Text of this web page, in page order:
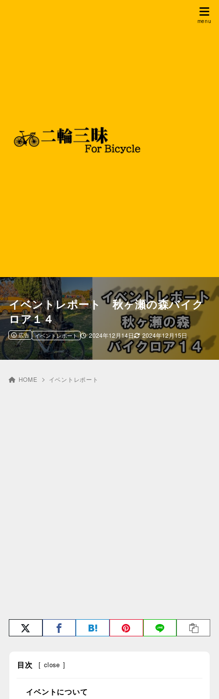
イベントレポート 秋ヶ瀬の森バイク
ロア１４
広告 2024年12月14日 2024年12月15日
イベントレポート
HOME イベントレポート
目次 [ close ]
イベントについて